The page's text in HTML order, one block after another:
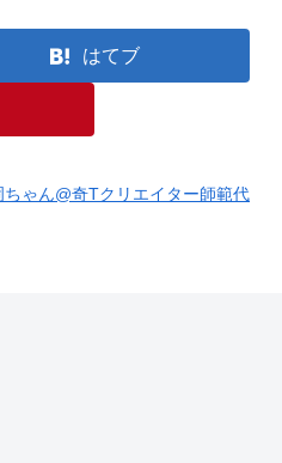
はてブ
ちゃん@奇Tクリエイター師範代